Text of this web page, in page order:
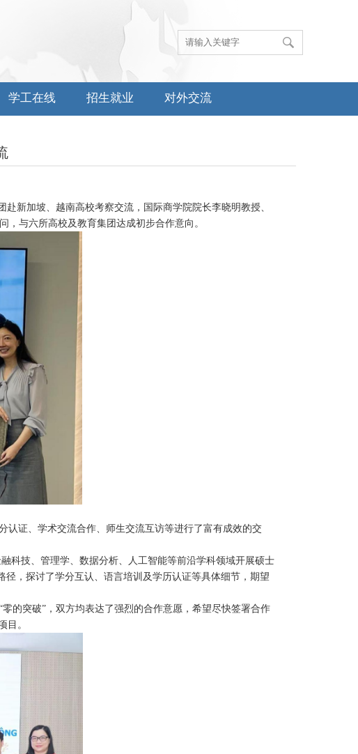
学工在线 招生就业 对外交流
新加坡、越南高校考察交流，国际商学院院长李晓明教授、
与六所高校及教育集团达成初步合作意向。
认证、学术交流合作、师生交流互访等进行了富有成效的交
科技、管理学、数据分析、人工智能等前沿学科领域开展硕士
径，探讨了学分互认、语言培训及学历认证等具体细节，期望
的突破”，双方均表达了强烈的合作意愿，希望尽快签署合作
目。